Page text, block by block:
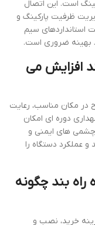
است. این اتصال
ظرفیت پارکینگ و
استانداردهای سیم
بهینه ضروری است.
افزایش می
در مکان مناسب، رعایت
دوره ای امکان
های ایمنی و
عملکرد دستگاه را
بند چگونه
خرید، نصب و